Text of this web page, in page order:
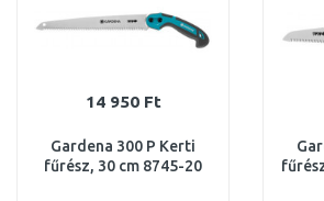
14 950 Ft
Gardena 300 P Kerti
fűrész, 30 cm 8745-20